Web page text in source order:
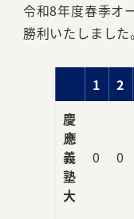
令和8年度春季オ
勝利いたしました。
1 2
慶
應
義
塾
大
0 0